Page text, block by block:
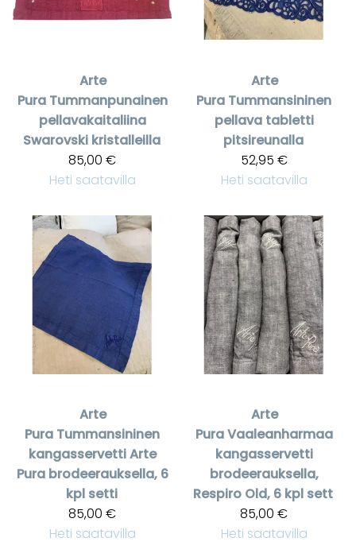
Arte
Pura Tummanpunainen
pellavakaitaliina
Swarovski kristalleilla
85,00 €
Heti saatavilla
Arte
Pura Tummansininen
pellava tabletti
pitsireunalla
52,95 €
Heti saatavilla
Arte
Pura Tummansininen
kangasservetti Arte
Pura brodeerauksella, 6
kpl setti
85,00 €
Heti saatavilla
Arte
PuraVaaleanharmaa
kangasservetti
brodeerauksella,
Respiro Old, 6 kpl sett
85,00 €
Heti saatavilla